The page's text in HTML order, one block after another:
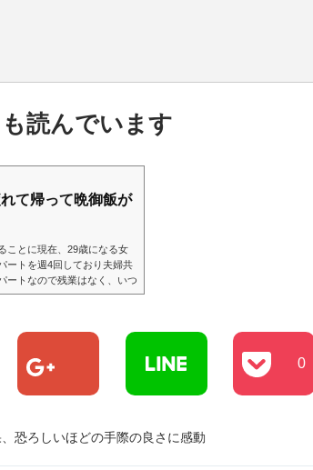
読んでいます
て帰って晩御飯が
ことに現在、29歳になる女
ートを週4回しており夫婦共
ートなので残業はなく、いつ
場合によっては出勤人数が足
的な面で夫が主として家計を
0
恐ろしいほどの手際の良さに感動